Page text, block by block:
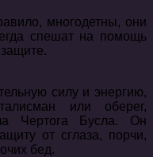
многодетны, они
спешат на помощь
силу и энергию,
или оберег,
Чертога Бусла. Он
от сглаза, порчи,
бед.